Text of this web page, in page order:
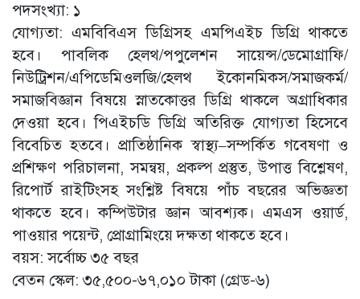
পদসংখ্যা: ১
যোগ্যতা: এমবিবিএস ডিগ্রিসহ এমপিএইচ ডিগ্রি থাকতে
হবে। পাবলিক হেলথ/পপুলেশন সায়েন্স/ডেমোগ্রাফি/
নিউট্রিশন/এপিডেমিওলজি/হেলথ ইকোনমিকস/সমাজকর্ম/
সমাজবিজ্ঞান বিষয়ে স্নাতকোত্তর ডিগ্রি থাকলে অগ্রাধিকার
দেওয়া হবে। পিএইচডি ডিগ্রি অতিরিক্ত যোগ্যতা হিসেবে
বিবেচিত হতবে। প্রাতিষ্ঠানিক স্বাস্থ্য–সম্পর্কিত গবেষণা ও
প্রশিক্ষণ পরিচালনা, সমন্বয়, প্রকল্প প্রস্তুত, উপাত্ত বিশ্লেষণ,
রিপোর্ট রাইটিংসহ সংশ্লিষ্ট বিষয়ে পাঁচ বছরের অভিজ্ঞতা
থাকতে হবে। কম্পিউটার জ্ঞান আবশ্যক। এমএস ওয়ার্ড,
পাওয়ার পয়েন্ট, প্রোগ্রামিংয়ে দক্ষতা থাকতে হবে।
বয়স: সর্বোচ্চ ৩৫ বছর
বেতন স্কেল: ৩৫,৫০০-৬৭,০১০ টাকা (গ্রেড-৬)